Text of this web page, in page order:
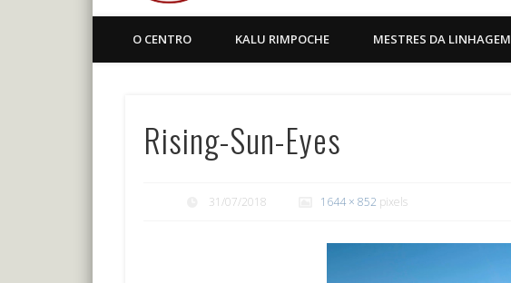
O CENTRO KALU RIMPOCHE MESTRES DA LINHAGEM
Rising-Sun-Eyes
31/07/2018 1644 × 852 pixels